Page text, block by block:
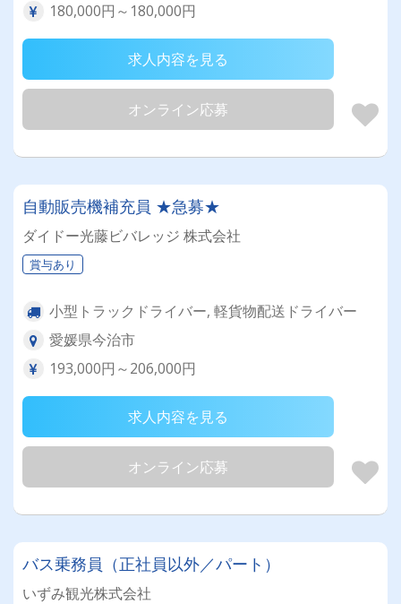
180,000円～180,000円
求人内容を見る
オンライン応募
自動販売機補充員 ★急募★
ダイドー光藤ビバレッジ 株式会社
賞与あり
小型トラックドライバー, 軽貨物配送ドライバー
愛媛県今治市
193,000円～206,000円
求人内容を見る
オンライン応募
バス乗務員（正社員以外／パート）
いずみ観光株式会社